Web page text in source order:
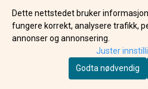
KJØP
Dette nettstedet bruker
fungere korrekt, analysere trafikk,
annonser og annonsering.
Juster
Godta nødvendig